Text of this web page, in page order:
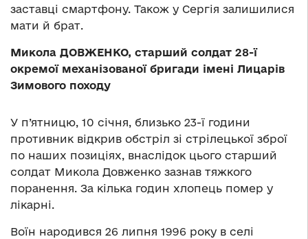
заставці смартфону. Також у Сергія залишилися
мати й брат.
Микола ДОВЖЕНКО, старший солдат 28-ї
окремої механізованої бригади імені Лицарів
Зимового походу
У п’ятницю, 10 січня, близько 23-ї години
противник відкрив обстріл зі стрілецької зброї
по наших позиціях, внаслідок цього старший
солдат Микола Довженко зазнав тяжкого
поранення. За кілька годин хлопець помер у
лікарні.
Воїн народився 26 липня 1996 року в селі